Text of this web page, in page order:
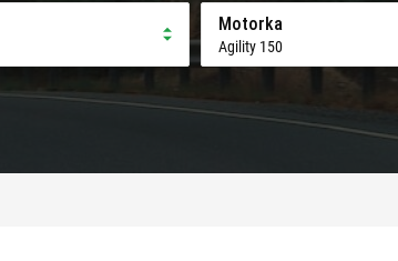
Motorka
Agility 150